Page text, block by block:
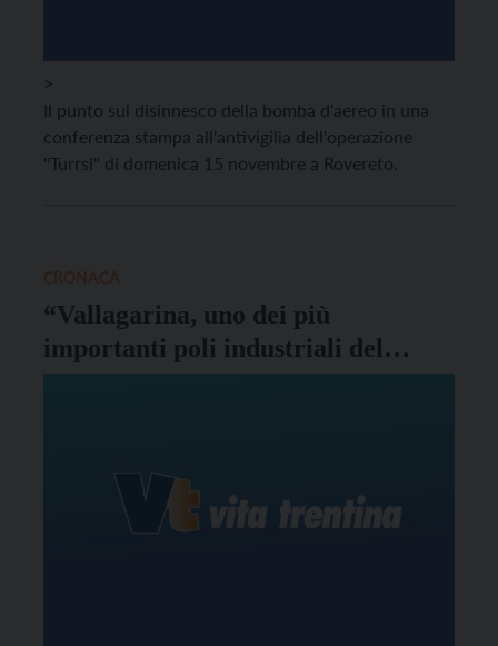
>
Il punto sul disinnesco della bomba d'aereo in una
conferenza stampa all'antivigilia dell'operazione
"Turrsi" di domenica 15 novembre a Rovereto.
“Vallagarina, uno dei più
importanti poli industriali del
Trentino”